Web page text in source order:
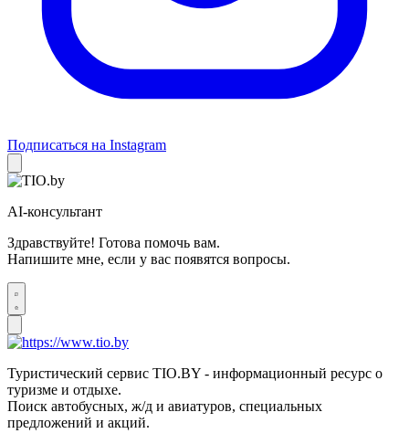
Подписаться на Instagram
AI-консультант
Здравствуйте! Готова помочь вам.
Напишите мне, если у вас появятся вопросы.
Туристический сервис TIO.BY - информационный ресурс о
туризме и отдыхе.
Поиск автобусных, ж/д и авиатуров, специальных
предложений и акций.